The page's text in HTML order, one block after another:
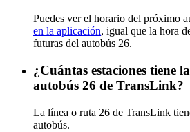
Puedes ver el horario del próximo
en la aplicación, igual que la hora
futuras del autobús 26.
¿Cuántas estaciones tiene
autobús 26 de TransLink?
La línea o ruta 26 de TransLink
autobús.